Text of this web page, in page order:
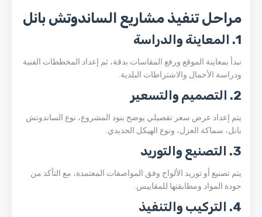
مراحل تنفيذ مشاريع الساندوتش بانل
1. المعاينة والدراسة
نبدأ بمعاينة الموقع ورفع المقاسات بدقة، ثم إعداد المخططات الفنية
ودراسة الأحمال والاشتراطات البلدية.
2. التصميم والتسعير
يتم إعداد عرض سعر تفصيلي يوضح بنود المشروع، نوع الساندوتش
بانل، سماكة العزل، ونوع الهيكل الحديدي.
3. التصنيع والتوريد
يتم تصنيع أو توريد الألواح وفق المواصفات المعتمدة، مع التأكد من
جودة المواد ومطابقتها للمقاييس.
4. التركيب والتنفيذ